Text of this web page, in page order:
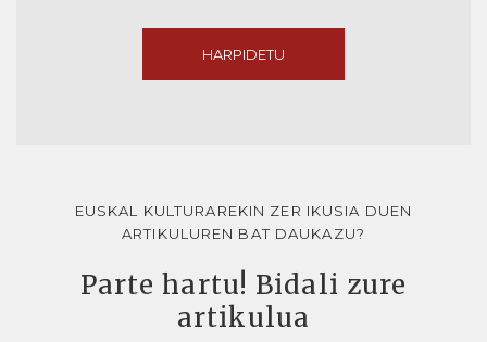
HARPIDETU
EUSKAL KULTURAREKIN ZER IKUSIA DUEN
ARTIKULUREN BAT DAUKAZU?
Parte hartu! Bidali zure
artikulua